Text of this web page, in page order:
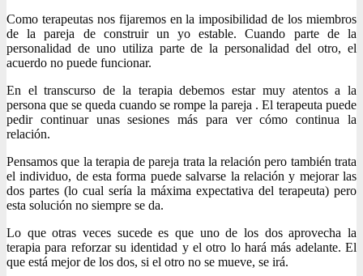
Como terapeutas nos fijaremos en la imposibilidad de los miembros
de la pareja de construir un yo estable. Cuando parte de la
personalidad de uno utiliza parte de la personalidad del otro, el
acuerdo no puede funcionar.
En el transcurso de la terapia debemos estar muy atentos a la
persona que se queda cuando se rompe la pareja . El terapeuta puede
pedir continuar unas sesiones más para ver cómo continua la
relación.
Pensamos que la terapia de pareja trata la relación pero también trata
el individuo, de esta forma puede salvarse la relación y mejorar las
dos partes (lo cual sería la máxima expectativa del terapeuta) pero
esta solución no siempre se da.
Lo que otras veces sucede es que uno de los dos aprovecha la
terapia para reforzar su identidad y el otro lo hará más adelante. El
que está mejor de los dos, si el otro no se mueve, se irá.